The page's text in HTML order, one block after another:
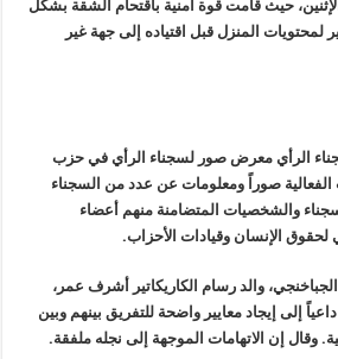
حيث قامت قوة أمنية باقتحام الشقة بشكل
لمحتويات المنزل قبل اقتياده إلى جهة غير
الرأي معرض صور لسجناء الرأي في حزب
صوراً ومعلومات عن عدد من السجناء
والشخصيات المتضامنة منهم أعضاء
لحقوق الإنسان وقيادات الأحزاب.
والد رسام الكاريكاتير أشرف عمر،
إلى إيجاد معايير واضحة للتفريق بينهم وبين
وقال إن الاتهامات الموجهة إلى نجله ملفقة.